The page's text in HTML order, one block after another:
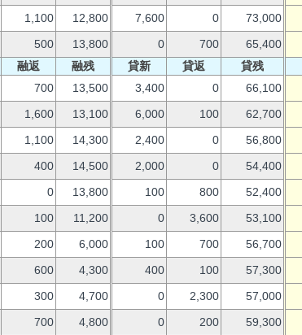
1,100 12,800 7,600 0 73,000
500 13,800 0 700 65,400
融返 融残 貸新 貸返 貸残
700 13,500 3,400 0 66,100
1,600 13,100 6,000 100 62,700
1,100 14,300 2,400 0 56,800
400 14,500 2,000 0 54,400
0 13,800 100 800 52,400
100 11,200 0 3,600 53,100
200 6,000 100 700 56,700
600 4,300 400 100 57,300
300 4,700 0 2,300 57,000
700 4,800 0 200 59,300